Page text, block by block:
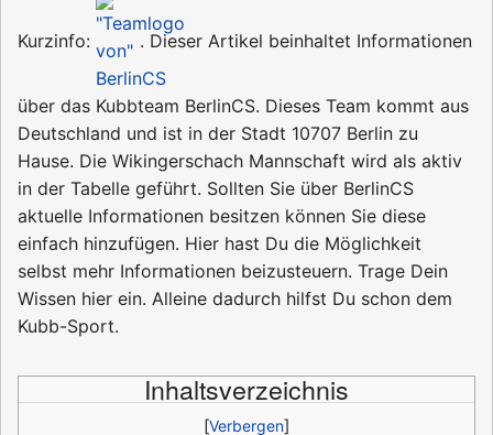
Kurzinfo: . Dieser Artikel beinhaltet Informationen
über das Kubbteam BerlinCS. Dieses Team kommt aus
Deutschland und ist in der Stadt 10707 Berlin zu
Hause. Die Wikingerschach Mannschaft wird als aktiv
in der Tabelle geführt. Sollten Sie über BerlinCS
aktuelle Informationen besitzen können Sie diese
einfach hinzufügen. Hier hast Du die Möglichkeit
selbst mehr Informationen beizusteuern. Trage Dein
Wissen hier ein. Alleine dadurch hilfst Du schon dem
Kubb-Sport.
Inhaltsverzeichnis